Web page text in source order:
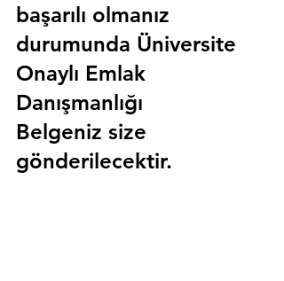
başarılı olmanız
durumunda Üniversite
Onaylı Emlak
Danışmanlığı
Belgeniz size
gönderilecektir.